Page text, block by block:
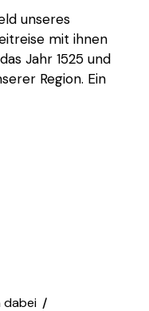
unseres
mit ihnen
Jahr 1525 und
Region. Ein